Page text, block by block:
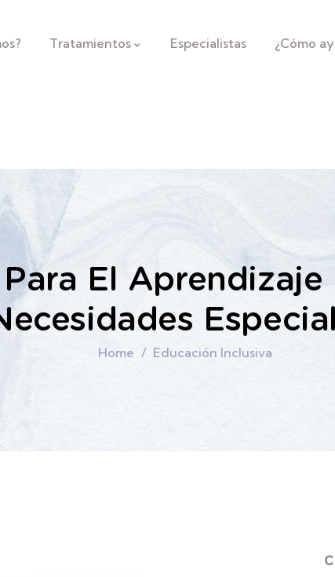
Tratamientos Especialistas ¿Cómo
El
Home Educación Inclusiva